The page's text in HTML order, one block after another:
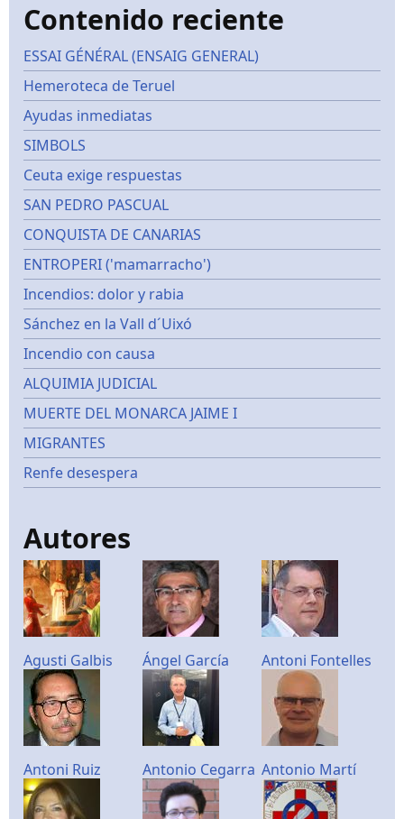
Contenido reciente
ESSAI GÉNÉRAL (ENSAIG GENERAL)
Hemeroteca de Teruel
Ayudas inmediatas
SIMBOLS
Ceuta exige respuestas
SAN PEDRO PASCUAL
CONQUISTA DE CANARIAS
ENTROPERI ('mamarracho')
Incendios: dolor y rabia
Sánchez en la Vall d´Uixó
Incendio con causa
ALQUIMIA JUDICIAL
MUERTE DEL MONARCA JAIME I
MIGRANTES
Renfe desespera
Autores
Agusti Galbis Ángel García Antoni Fontelles
Antoni Ruiz Antonio Cegarra Antonio Martí